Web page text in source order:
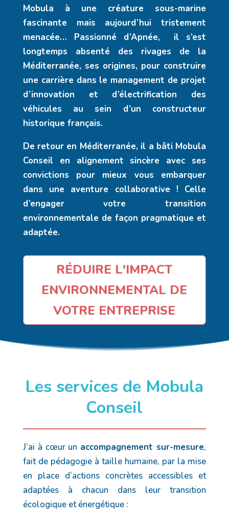
Mobula à une créature sous-marine
fascinante mais aujourd’hui tristement
menacée… Passionné d’Apnée,
il s’est
longtemps absenté des rivages de la
Méditerranée, ses origines, pour construire
une carrière dans le management de projet
d’innovation et d’électrification des
véhicules au sein d’un constructeur
historique français.
De retour en Méditerranée, il a bâti Mobula
Conseil en alignement sincère avec ses
convictions pour mieux vous embarquer
dans une aventure collaborative ! Celle
d’engager votre transition
environnementale de façon pragmatique et
adaptée.
RÉDUIRE L'IMPACT
ENVIRONNEMENTAL DE
VOTRE ENTREPRISE
Les services de Mobula
Conseil
J’ai à cœur un accompagnement sur-mesure,
fait de pédagogie à taille humaine, par la mise
en place d’actions concrètes accessibles et
adaptées à chacun dans leur transition
écologique et énergétique :